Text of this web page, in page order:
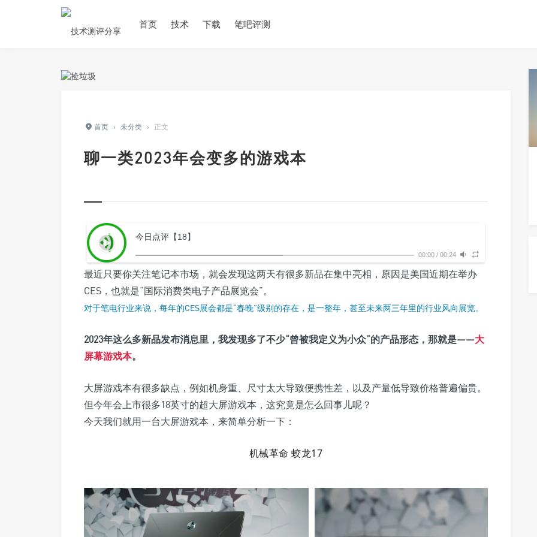
首页 技术 下载 笔吧评测
首页 › 未分类 › 正文
聊一类2023年会变多的游戏本
今日点评【18】
00:00 / 00:24
最近只要你关注笔记本市场，就会发现这两天有很多新品在集中亮相，原因是美国近期在举办
CES，也就是“国际消费类电子产品展览会”。
对于笔电行业来说，每年的CES展会都是“春晚”级别的存在，是一整年，甚至未来两三年里的行业风向展览。
2023年这么多新品发布消息里，我发现多了不少“曾被我定义为小众”的产品形态，那就是——大
屏幕游戏本。
大屏游戏本有很多缺点，例如机身重、尺寸太大导致便携性差，以及产量低导致价格普遍偏贵。
但今年会上市很多18英寸的超大屏游戏本，这究竟是怎么回事儿呢？
今天我们就用一台大屏游戏本，来简单分析一下：
机械革命 蛟龙17